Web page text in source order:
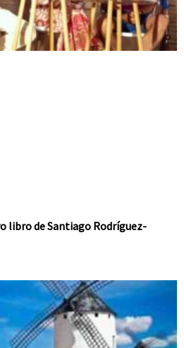
libro de Santiago Rodríguez-